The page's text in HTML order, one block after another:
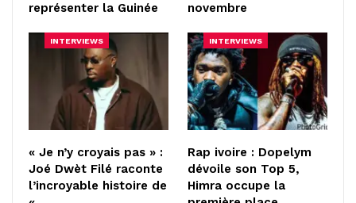
représenter la Guinée
novembre
INTERVIEWS
« Je n’y croyais pas » :
Joé Dwèt Filé raconte
l’incroyable histoire de
INTERVIEWS
Rap ivoire : Dopelym
dévoile son Top 5,
Himra occupe la